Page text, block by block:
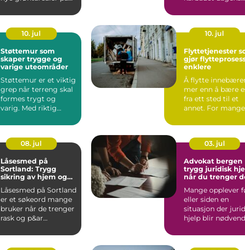
sted for r...
10. jul
Støttemur som
skaper trygge og
varige uteområder
Støttemur er et viktig
grep når terreng skal
formes trygt og
varig. Med riktig
10. jul
Flyttetjenester
gjør
enklere
Å flytte
mer enn å bære
fra ett sted til et
annet. For mange
kombinere e...
08. jul
Låsesmed på
Sortland: Trygg
sikring av hjem og
Låsesmed på Sortland
er et søkeord mange
bruker når de trenger
rask og p&ar...
03. jul
Advokat bergen
trygg juridisk
når du trenger
Mange opplever
eller siden en
situasjon der
hjelp blir
hus...